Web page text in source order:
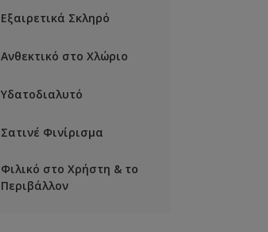
Εξαιρετικά Σκληρό
Ανθεκτικό στο Χλώριο
Υδατοδιαλυτό
Σατινέ Φινίρισμα
Φιλικό στο Χρήστη & το
Περιβάλλον